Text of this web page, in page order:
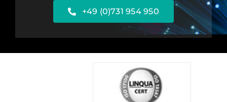
+49 (0)731 954 950